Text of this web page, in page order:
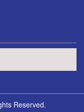
Reserved.